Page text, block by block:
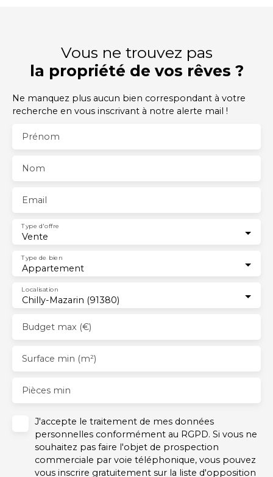
Vous ne trouvez pas
la propriété de vos rêves ?
Ne manquez plus aucun bien correspondant à votre
recherche en vous inscrivant à notre alerte mail !
Prénom
Nom
Email
Vente
Type d'offre
Appartement
Type de bien
Chilly-Mazarin (91380)
Localisation
Budget max (€)
Surface min (m²)
Pièces min
J'accepte le traitement de mes données
personnelles conformément au RGPD. Si vous ne
souhaitez pas faire l'objet de prospection
commerciale par voie téléphonique, vous pouvez
vous inscrire gratuitement sur la liste d'opposition